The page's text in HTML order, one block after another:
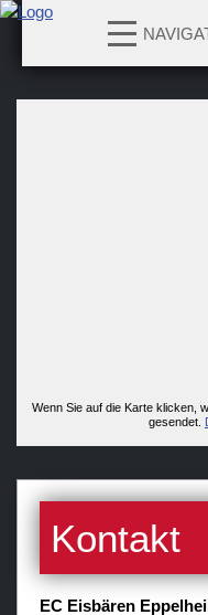
Wenn Sie auf die Karte klicken,
gesendet.
Kontakt
EC Eisbären